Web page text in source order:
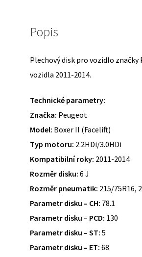
Popis
Plechový disk pro vozidlo
vozidla 2011-2014.
Technické parametry:
Značka: Peugeot
Model: Boxer II (Facelift)
Typ motoru: 2.2HDi/3.0HDi
Kompatibilní roky: 2011-2014
Rozměr disku: 6 J
Rozměr pneumatik: 215/75R16,
Parametr disku – CH: 78.1
Parametr disku – PCD: 130
Parametr disku – ST: 5
Parametr disku – ET: 68